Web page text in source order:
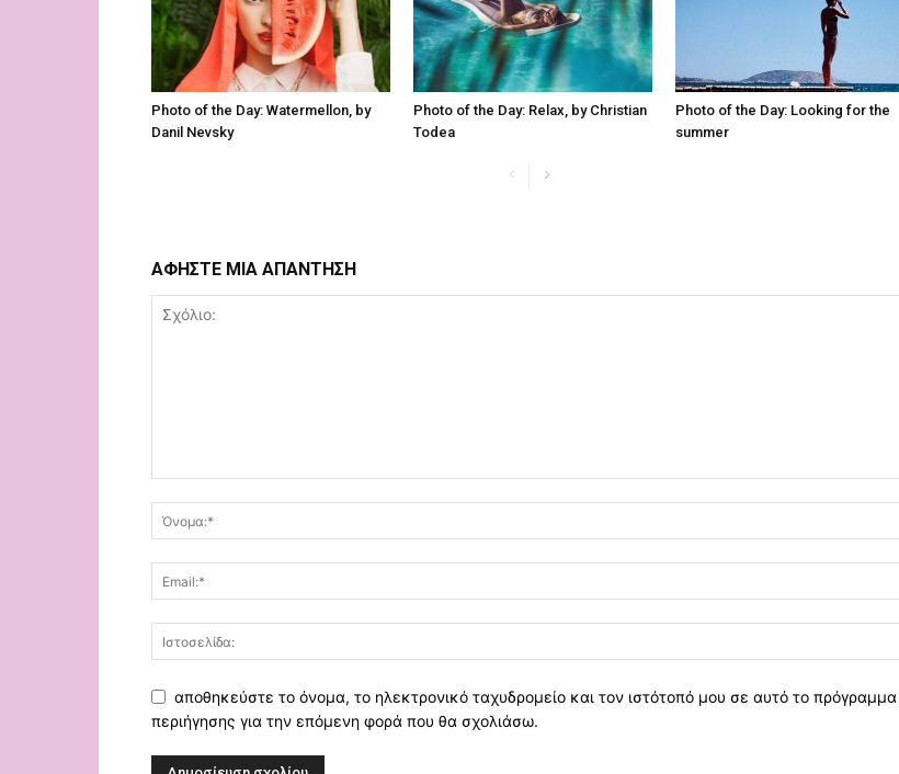
Photo of the Day: Watermellon, by
Danil Nevsky
Photo of the Day: Relax, by Christian
Todea
Photo of the Day: Looking for the
summer
ΑΦΗΣΤΕ ΜΙΑ ΑΠΑΝΤΗΣΗ
αποθηκεύστε το όνομα, το ηλεκτρονικό ταχυδρομείο και τον ιστότοπό μου σε αυτό το πρόγραμμα
περιήγησης για την επόμενη φορά που θα σχολιάσω.